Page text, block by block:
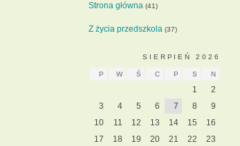
Strona główna(41)
Z życia przedszkola(37)
SIERPIEŃ 2026
P W Ś C P S N
1
2
3
4 5 6 7 8
9
10
11 12 13 14 15
16
17
18 19 20 21 22
23